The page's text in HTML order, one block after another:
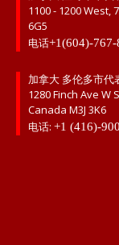
1100 - 1200 West,
6G5
电话+1(604)-767-
加拿大 多伦多市代
1280 Finch Ave W
Canada M3J 3K6
电话: +1 (416)-